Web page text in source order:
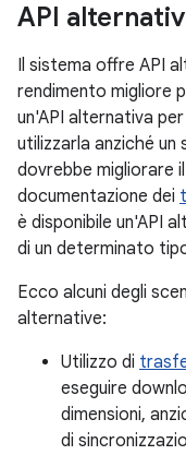
API
Il sistema offre API
rendimento migliore
un'API alternativa
utilizzarla anziché un
dovrebbe migliorare
documentazione dei
è disponibile un'API
di un determinato
Ecco alcuni degli
alternative:
Utilizzo di
eseguire
dimensioni,
di